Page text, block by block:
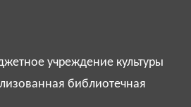
учреждение культуры
библиотечная